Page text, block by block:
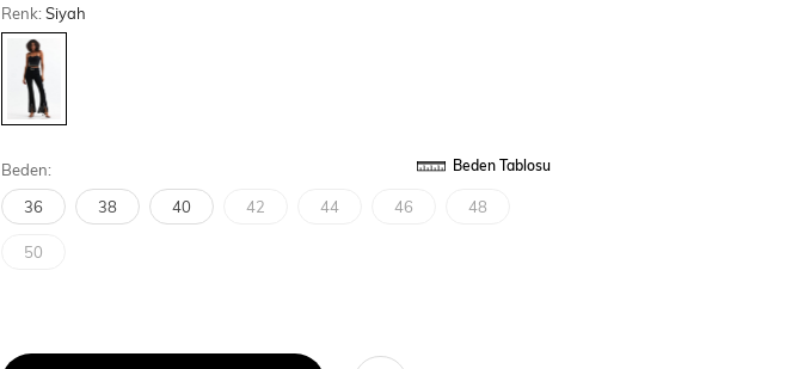
Renk:Siyah
Beden: Beden Tablosu
36 38 40 42 44 46 48
50